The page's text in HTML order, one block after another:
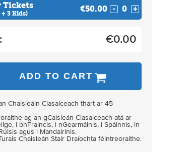
Tickets
3 Kids) €50.00 - +
€0.00
ADD TO CART
Chaisleáin Clasaiceach thart ar 45
ag an gCaisleán Clasaiceach atá ar
i bhFraincis, i nGearmáinis, i Spáinnis, in
agus i Mandairínis.
Chaisleán Stair Draíochta féintreoraithe.